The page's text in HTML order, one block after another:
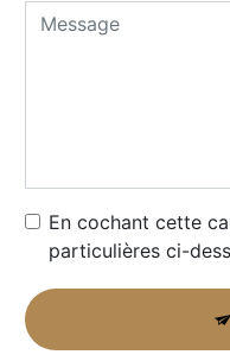
En cochant cette
particulières ci-